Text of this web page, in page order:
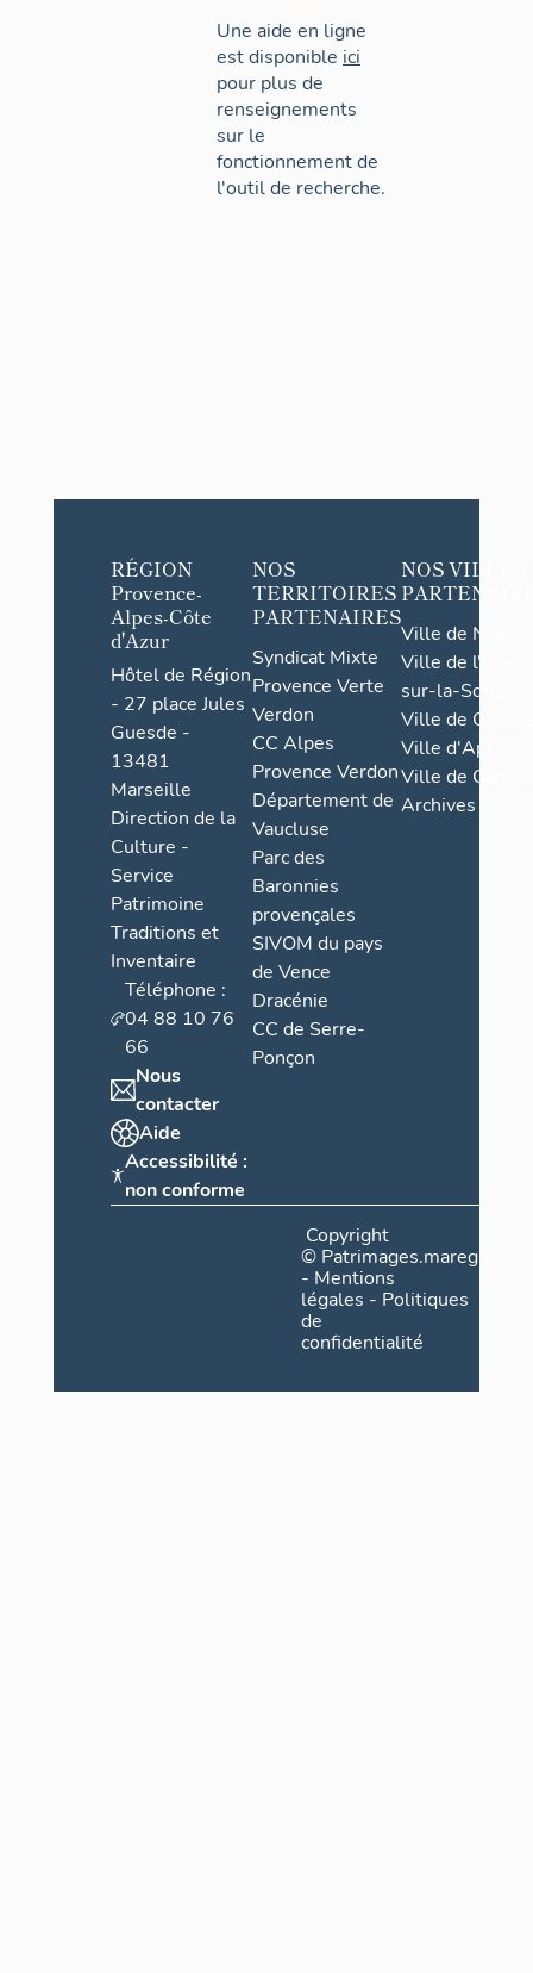
Une aide en ligne
est disponible ici
pour plus de
renseignements
sur le
fonctionnement de
l'outil de recherche.
RÉGION
Provence-
Alpes-Côte
d'Azur
Hôtel de Région
- 27 place Jules
Guesde -
13481
Marseille
Direction de la
Culture -
Service
Patrimoine
Traditions et
Inventaire
Téléphone :
04 88 10 76
66
Nous
contacter
Aide
Accessibilité :
non conforme
NOS
TERRITOIRES
PARTENAIRES
Syndicat Mixte
Provence Verte
Verdon
CC Alpes
Provence Verdon
Département de
Vaucluse
Parc des
Baronnies
provençales
SIVOM du pays
de Vence
Dracénie
CC de Serre-
Ponçon
NOS VILLES
Ville de Nice
Ville de l'Isle-
sur-la-Sorgue
Ville de Grasse
Ville d'Apt
Ville de
Archives
Copyright
©
- Mentions
légales - Politiques
de
confidentialité